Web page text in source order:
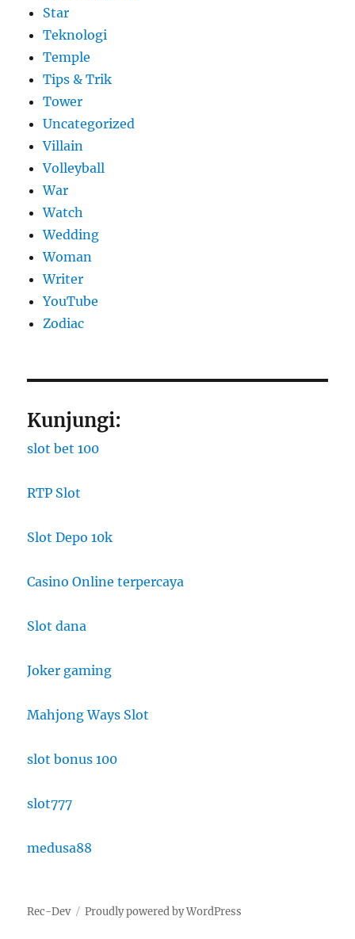
Star
Teknologi
Temple
Tips & Trik
Tower
Uncategorized
Villain
Volleyball
War
Watch
Wedding
Woman
Writer
YouTube
Zodiac
Kunjungi:
slot bet 100
RTP Slot
Slot Depo 10k
Casino Online terpercaya
Slot dana
Joker gaming
Mahjong Ways Slot
slot bonus 100
slot777
medusa88
Rec-Dev Proudly powered by WordPress